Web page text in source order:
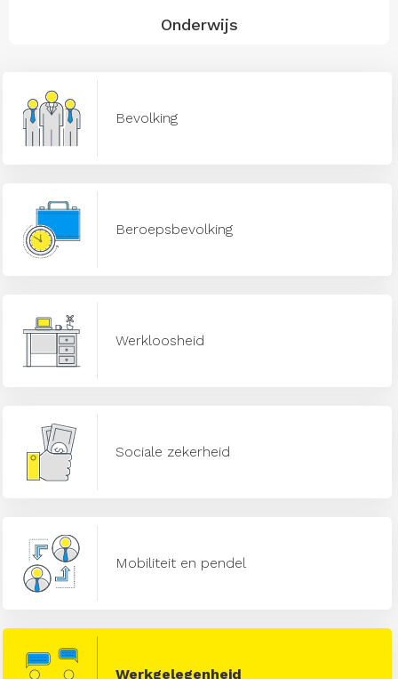
Onderwijs
Bevolking
Beroepsbevolking
Werkloosheid
Sociale zekerheid
Mobiliteit en pendel
Werkgelegenheid